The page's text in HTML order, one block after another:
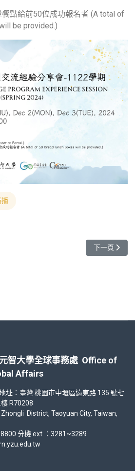
點給前50位成功報名者 (A total of
be provided.)
播
斯莫斯聯合碩士學程及教育部歐盟獎學金
下一篇文章:
下一頁
元智大學全球事務處 Office of
Affairs
：臺灣 桃園市中壢區遠東路 135 號七
R70208
District, Taoyuan City, Taiwan,
分機 ext.：3281~3289